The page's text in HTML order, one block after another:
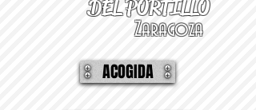
DEL PORTILLO
Zaragoza
ACOGIDA